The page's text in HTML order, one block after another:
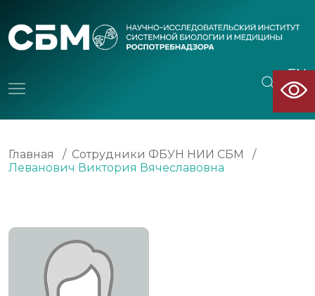
EN
CN
Главная / Сотрудники ФБУН НИИ СБМ
/
Леванович Виктория Вячеславовна